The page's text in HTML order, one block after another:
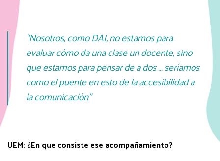
“Nosotros, como DAI, no estamos para
evaluar cómo da una clase un docente, sino
que estamos para pensar de a dos … seríamos
como el puente en esto de la accesibilidad a
la comunicación”
UEM: ¿En que consiste ese acompañamiento?